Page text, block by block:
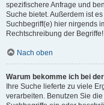
spezifischere Anfrage und
Suche bietet. Außerdem ist
Suchbegriff(e) hier nirgends
Rechtschreibung der Begriffe!
Nach oben
Warum bekomme ich bei
Ihre Suche lieferte zu viele
verarbeiten. Benutzen Sie